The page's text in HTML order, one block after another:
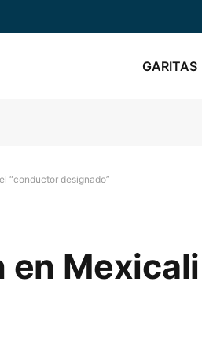
GARITAS
“conductor designado”
en